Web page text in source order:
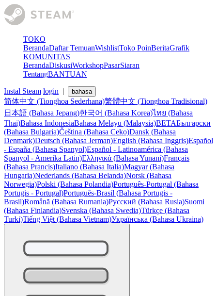
TOKO
BerandaDaftar TemuanWishlistToko PoinBeritaGrafik
KOMUNITAS
BerandaDiskusiWorkshopPasarSiaran
TentangBANTUAN
Instal Steam login | bahasa
简体中文 (Tionghoa Sederhana)繁體中文 (Tionghoa Tradisional)
日本語 (Bahasa Jepang)한국어 (Bahasa Korea)ไทย (Bahasa
Thai)Bahasa IndonesiaBahasa Melayu (Malaysia)BETAБългарски
(Bahasa Bulgaria)Čeština (Bahasa Ceko)Dansk (Bahasa
Denmark)Deutsch (Bahasa Jerman)English (Bahasa Inggris)Español
- España (Bahasa Spanyol)Español - Latinoamérica (Bahasa
Spanyol - Amerika Latin)Ελληνικά (Bahasa Yunani)Français
(Bahasa Prancis)Italiano (Bahasa Italia)Magyar (Bahasa
Hungaria)Nederlands (Bahasa Belanda)Norsk (Bahasa
Norwegia)Polski (Bahasa Polandia)Português-Portugal (Bahasa
Portugis - Portugal)Português-Brasil (Bahasa Portugis -
Brasil)Română (Bahasa Rumania)Русский (Bahasa Rusia)Suomi
(Bahasa Finlandia)Svenska (Bahasa Swedia)Türkçe (Bahasa
Turki)Tiếng Việt (Bahasa Vietnam)Українська (Bahasa Ukraina)